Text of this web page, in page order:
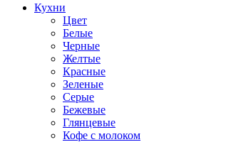
Кухни
Цвет
Белые
Черные
Желтые
Красные
Зеленые
Серые
Бежевые
Глянцевые
Кофе с молоком